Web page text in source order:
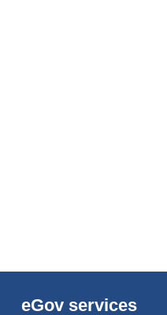
eGov services